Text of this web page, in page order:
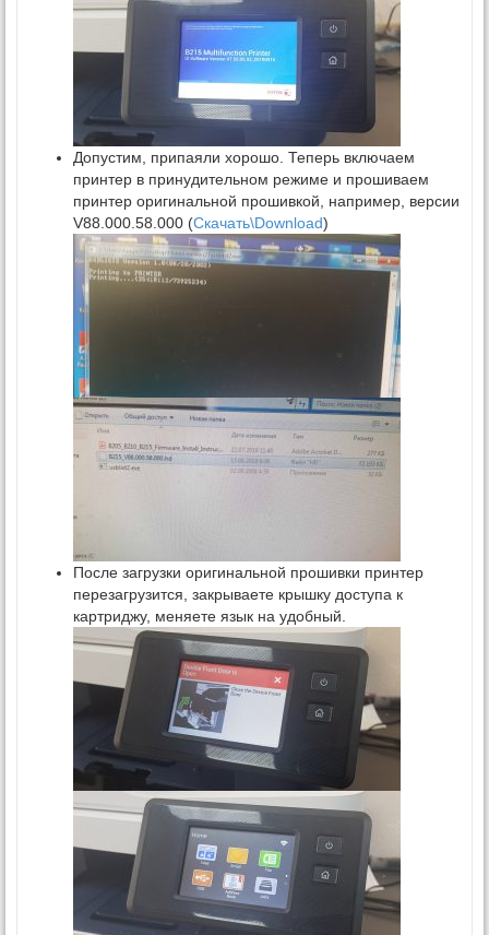
Допустим, припаяли хорошо. Теперь включаем
принтер в принудительном режиме и прошиваем
принтер оригинальной прошивкой, например, версии
V88.000.58.000 (Скачать\Download)
После загрузки оригинальной прошивки принтер
перезагрузится, закрываете крышку доступа к
картриджу, меняете язык на удобный.